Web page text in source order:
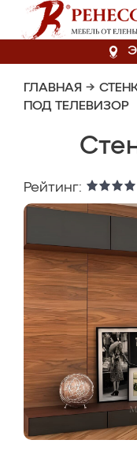
ГЛАВНАЯ →
ПОД ТЕЛЕВИЗОР
Рейтинг: